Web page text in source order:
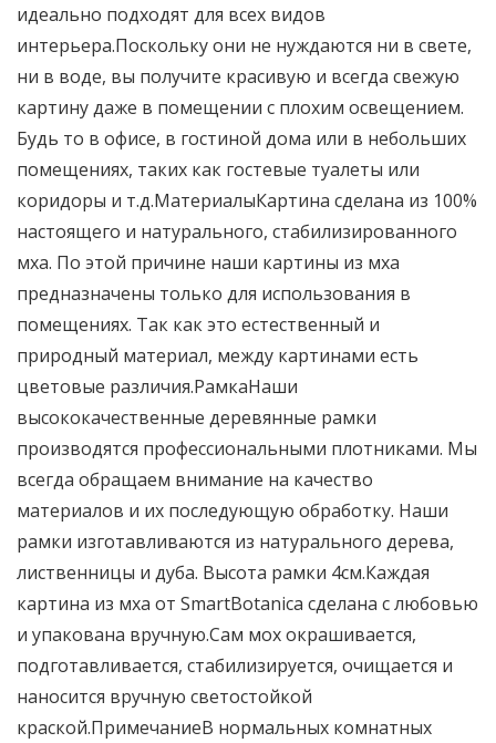
идеально подходят для всех видов
интерьера.Поскольку они не нуждаются ни в свете,
ни в воде, вы получите красивую и всегда свежую
картину даже в помещении с плохим освещением.
Будь то в офисе, в гостиной дома или в небольших
помещениях, таких как гостевые туалеты или
коридоры и т.д.МатериалыКартина сделана из 100%
настоящего и натурального, стабилизированного
мха. По этой причине наши картины из мха
предназначены только для использования в
помещениях. Так как это естественный и
природный материал, между картинами есть
цветовые различия.РамкаНаши
высококачественные деревянные рамки
производятся профессиональными плотниками. Мы
всегда обращаем внимание на качество
материалов и их последующую обработку. Наши
рамки изготавливаются из натурального дерева,
лиственницы и дуба. Высота рамки 4см.Каждая
картина из мха от SmartBotanica сделана с любовью
и упакована вручную.Сам мох окрашивается,
подготавливается, стабилизируется, очищается и
наносится вручную светостойкой
краской.ПримечаниеВ нормальных комнатных